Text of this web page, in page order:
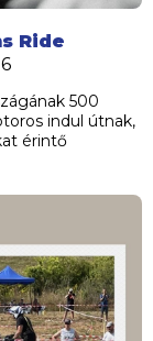
Ride
500
indul útnak,
érintő